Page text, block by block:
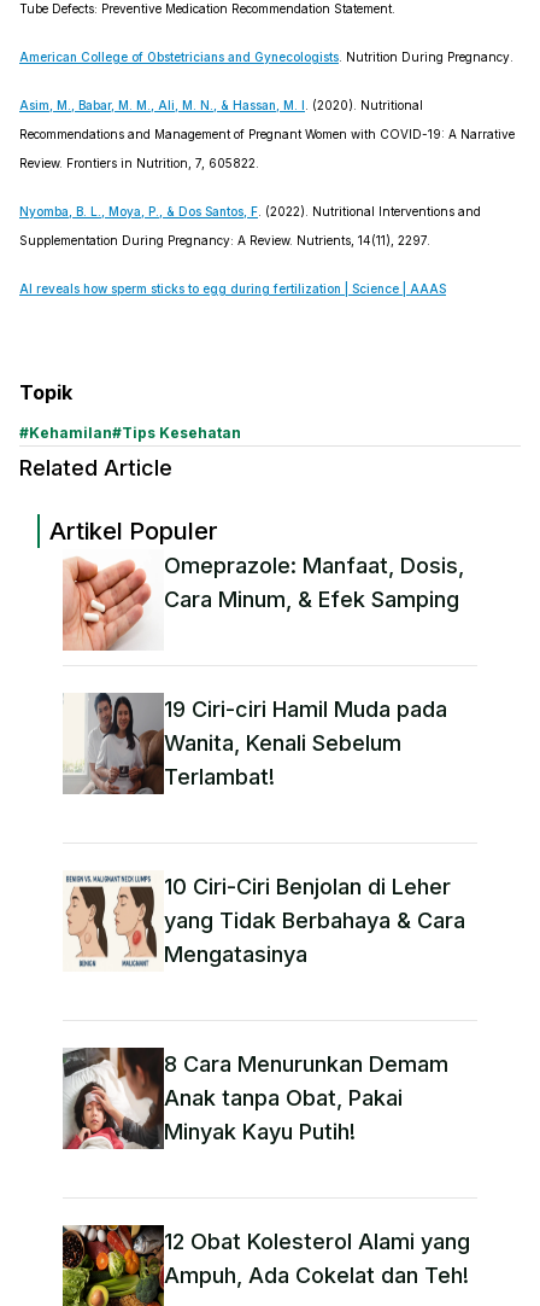
Tube Defects: Preventive Medication Recommendation Statement.
American College of Obstetricians and Gynecologists . Nutrition During Pregnancy.
Asim, M., Babar, M. M., Ali, M. N., & Hassan, M. I . (2020). Nutritional
Recommendations and Management of Pregnant Women with COVID-19: A Narrative
Review. Frontiers in Nutrition, 7, 605822.
Nyomba, B. L., Moya, P., & Dos Santos, F . (2022). Nutritional Interventions and
Supplementation During Pregnancy: A Review. Nutrients, 14(11), 2297.
AI reveals how sperm sticks to egg during fertilization | Science | AAAS
Topik
#Kehamilan#Tips Kesehatan
Related Article
Artikel Populer
Omeprazole: Manfaat, Dosis,
Cara Minum, & Efek Samping
19 Ciri-ciri Hamil Muda pada
Wanita, Kenali Sebelum
Terlambat!
10 Ciri-Ciri Benjolan di Leher
yang Tidak Berbahaya & Cara
Mengatasinya
8 Cara Menurunkan Demam
Anak tanpa Obat​, Pakai
Minyak Kayu Putih!
12 Obat Kolesterol Alami yang
Ampuh, Ada Cokelat dan Teh!